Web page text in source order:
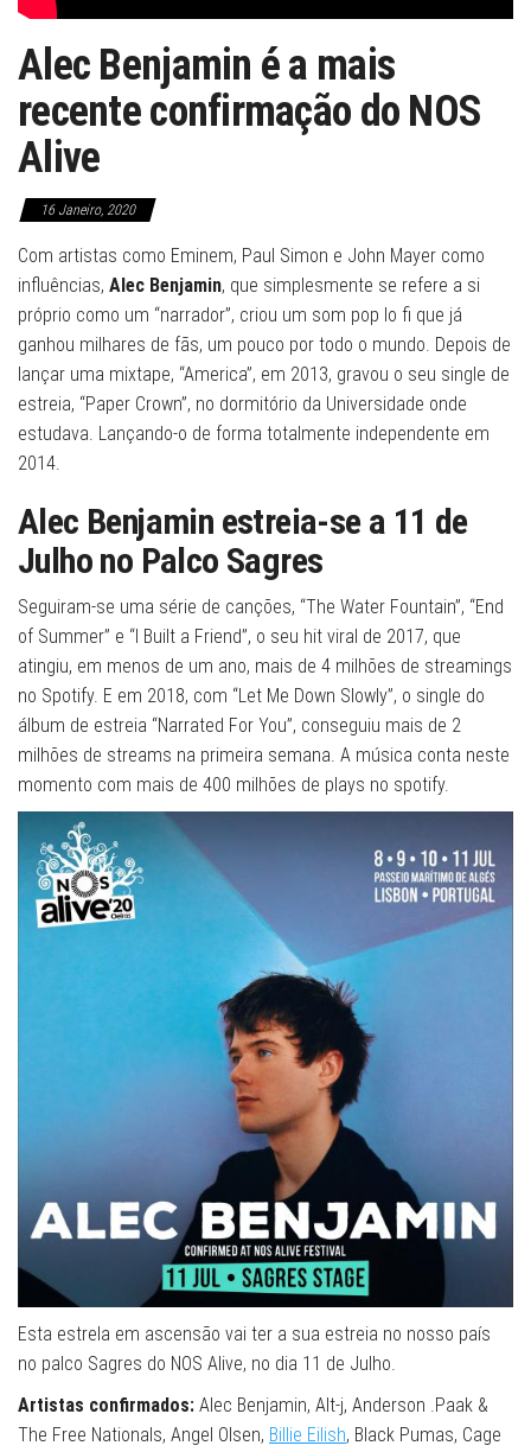
Alec Benjamin é a mais
recente confirmação do NOS
Alive
16 Janeiro, 2020
Com artistas como Eminem, Paul Simon e John Mayer como
influências, Alec Benjamin, que simplesmente se refere a si
próprio como um “narrador”, criou um som pop lo fi que já
ganhou milhares de fãs, um pouco por todo o mundo. Depois de
lançar uma mixtape, “America”, em 2013, gravou o seu single de
estreia, “Paper Crown”, no dormitório da Universidade onde
estudava. Lançando-o de forma totalmente independente em
2014.
Alec Benjamin estreia-se a 11 de
Julho no Palco Sagres
Seguiram-se uma série de canções, “The Water Fountain”, “End
of Summer” e “I Built a Friend”, o seu hit viral de 2017, que
atingiu, em menos de um ano, mais de 4 milhões de streamings
no Spotify. E em 2018, com “Let Me Down Slowly”, o single do
álbum de estreia “Narrated For You”, conseguiu mais de 2
milhões de streams na primeira semana. A música conta neste
momento com mais de 400 milhões de plays no spotify.
Esta estrela em ascensão vai ter a sua estreia no nosso país
no palco Sagres do NOS Alive, no dia 11 de Julho.
Artistas confirmados: Alec Benjamin, Alt-j, Anderson .Paak &
The Free Nationals, Angel Olsen, Billie Eilish, Black Pumas, Cage